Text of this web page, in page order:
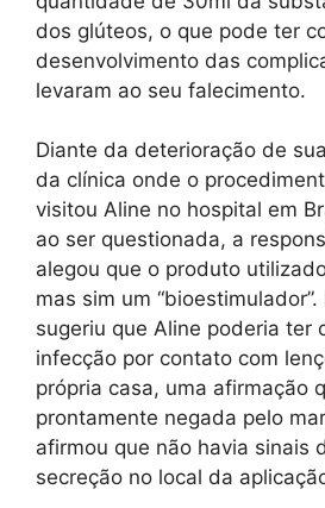
dos glúteos, o que pode ter
desenvolvimento das
levaram ao seu falecimento.
Diante da deterioração de
da clínica onde o
visitou Aline no hospital em
ao ser questionada, a
alegou que o produto
mas sim um
sugeriu que Aline poderia ter
infecção por contato com
própria casa, uma afirmação
prontamente negada pelo
afirmou que não havia sinais
secreção no local da